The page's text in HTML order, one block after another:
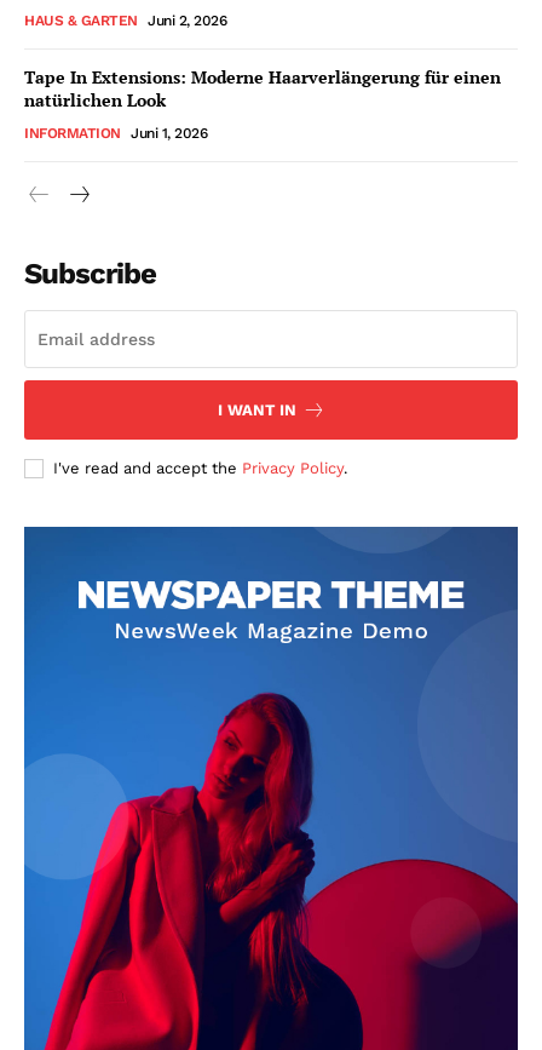
HAUS & GARTEN Juni 2, 2026
Tape In Extensions: Moderne Haarverlängerung für einen
natürlichen Look
INFORMATION Juni 1, 2026
Subscribe
I WANT IN
I've read and accept the Privacy Policy.